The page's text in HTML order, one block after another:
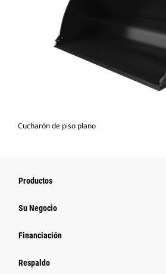
Cucharón de piso plano
Productos
Su Negocio
Financiación
Respaldo